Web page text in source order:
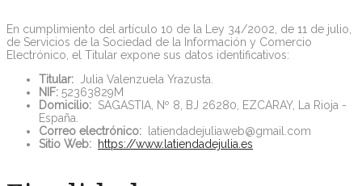
En cumplimiento del artículo 10 de la Ley 34/2002, de 11 de julio,
de Servicios de la Sociedad de la Información y Comercio
Electrónico, el Titular expone sus datos identificativos:
Titular: Julia Valenzuela Yrazusta.
NIF: 52363829M
Domicilio: SAGASTIA, Nº 8, BJ 26280, EZCARAY, La Rioja -
España.
Correo electrónico: latiendadejuliaweb@gmail.com
Sitio Web:
https://www.latiendadejulia.es